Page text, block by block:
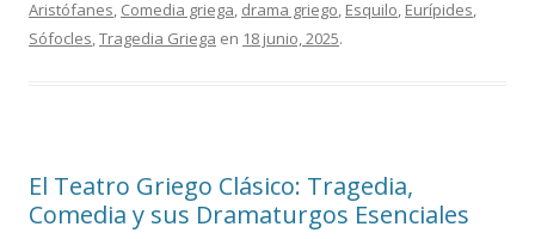
Aristófanes, Comedia griega, drama griego, Esquilo, Eurípides,
Sófocles,Tragedia Griega en 18 junio, 2025.
El Teatro Griego Clásico: Tragedia,
Comedia y sus Dramaturgos Esenciales